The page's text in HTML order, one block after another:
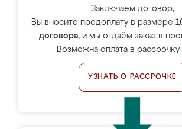
Заключаем договор,
Вы вносите предоплату в размере
договора, и мы отдаём заказ в
Возможна оплата в рассрочку
УЗНАТЬ О РАССРОЧКЕ